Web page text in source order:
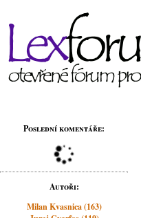
Poslední komentáře:
Autoři:
Milan Kvasnica (163)